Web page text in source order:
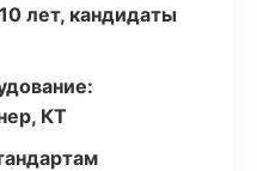
лет, кандидаты
КТ